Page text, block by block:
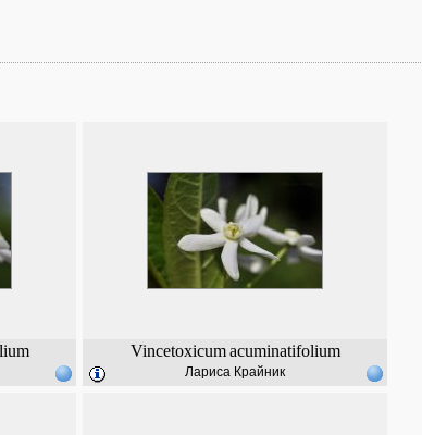
Vincetoxicum acuminatifolium
Лариса Крайник